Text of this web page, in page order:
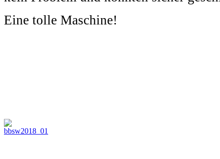
Eine tolle Maschine!